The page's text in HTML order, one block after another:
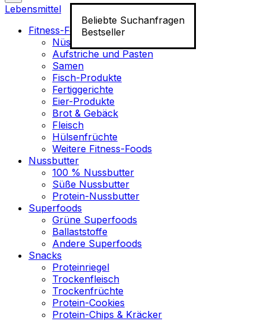
Beliebte Suchanfragen
Bestseller
Lebensmittel
Fitness-Food
Nüsse
Aufstriche und Pasten
Samen
Fisch-Produkte
Fertiggerichte
Eier-Produkte
Brot & Gebäck
Fleisch
Hülsenfrüchte
Weitere Fitness-Foods
Nussbutter
100 % Nussbutter
Süße Nussbutter
Protein-Nussbutter
Superfoods
Grüne Superfoods
Ballaststoffe
Andere Superfoods
Snacks
Proteinriegel
Trockenfleisch
Trockenfrüchte
Protein-Cookies
Protein-Chips & Kräcker